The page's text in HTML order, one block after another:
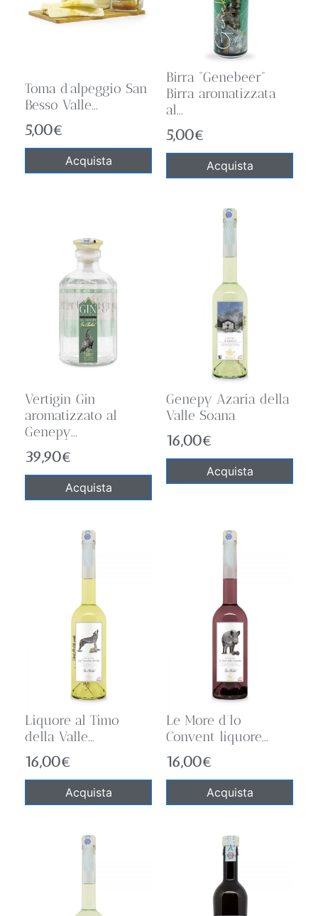
Toma d’alpeggio San
Besso Valle...
5,00€
Acquista
Birra “Genebeer”
Birra aromatizzata
al...
5,00€
Acquista
Vertigin Gin
aromatizzato al
Genepy...
39,90€
Acquista
Genepy Azaria della
Valle Soana
16,00€
Acquista
Liquore al Timo
della Valle...
16,00€
Acquista
Le More d’lo
Convent liquore...
16,00€
Acquista